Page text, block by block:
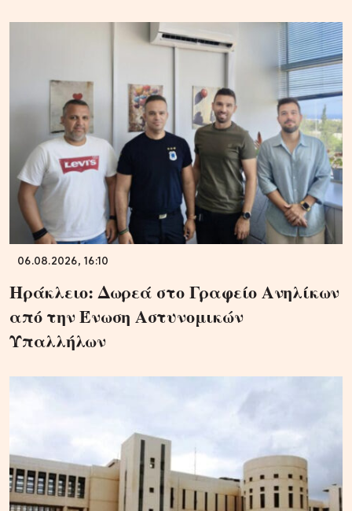
06.08.2026, 16:10
Ηράκλειο: Δωρεά στο Γραφείο Ανηλίκων
από την Ένωση Αστυνομικών
Υπαλλήλων